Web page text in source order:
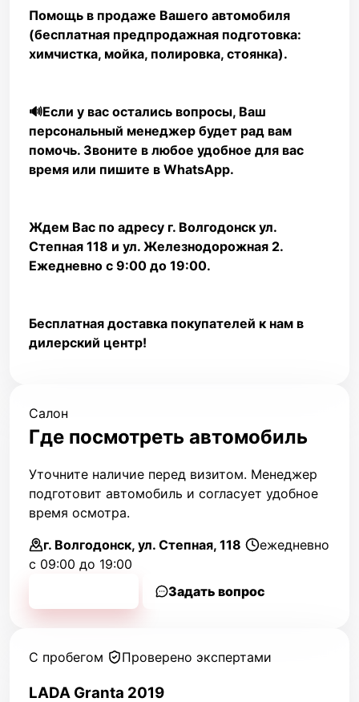
Помощь в продаже Вашего автомобиля
(бесплатная предпродажная подготовка:
химчистка, мойка, полировка, стоянка).
🔊Если у вас остались вопросы, Ваш
персональный менеджер будет рад вам
помочь. Звоните в любое удобное для вас
время или пишите в WhаtsАрр.
Ждем Вас по адресу г. Волгодонск ул.
Степная 118 и ул. Железнодорожная 2.
Ежедневно с 9:00 до 19:00.
Бесплатная доставка покупателей к нам в
дилерский центр!
Салон
Где посмотреть автомобиль
Уточните наличие перед визитом. Менеджер
подготовит автомобиль и согласует удобное
время осмотра.
г. Волгодонск, ул. Степная, 118
ежедневно
с 09:00 до 19:00
Задать вопрос
С пробегом Проверено экспертами
LADA Granta 2019